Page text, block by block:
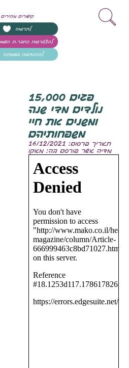
קישורים מהירים
לתרומה
להצטרפות כחבר.ת
להתנדבות בעמותה
15,000 פגים
נולדים מדי שנה
ומשנים את חיי
משפחותיהם
תאריך פרסום: 16/12/2021
מדיה אשר פורסם בה: מאקו